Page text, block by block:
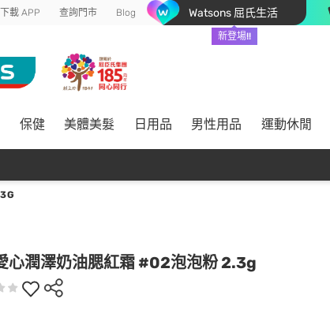
下載 APP 查詢門市 Blog Watsons 屈氏生活
新登場!!
保健 美體美髮 日用品 男性用品 運動休閒
心潤澤奶油腮紅霜 #02泡泡粉 2.3g